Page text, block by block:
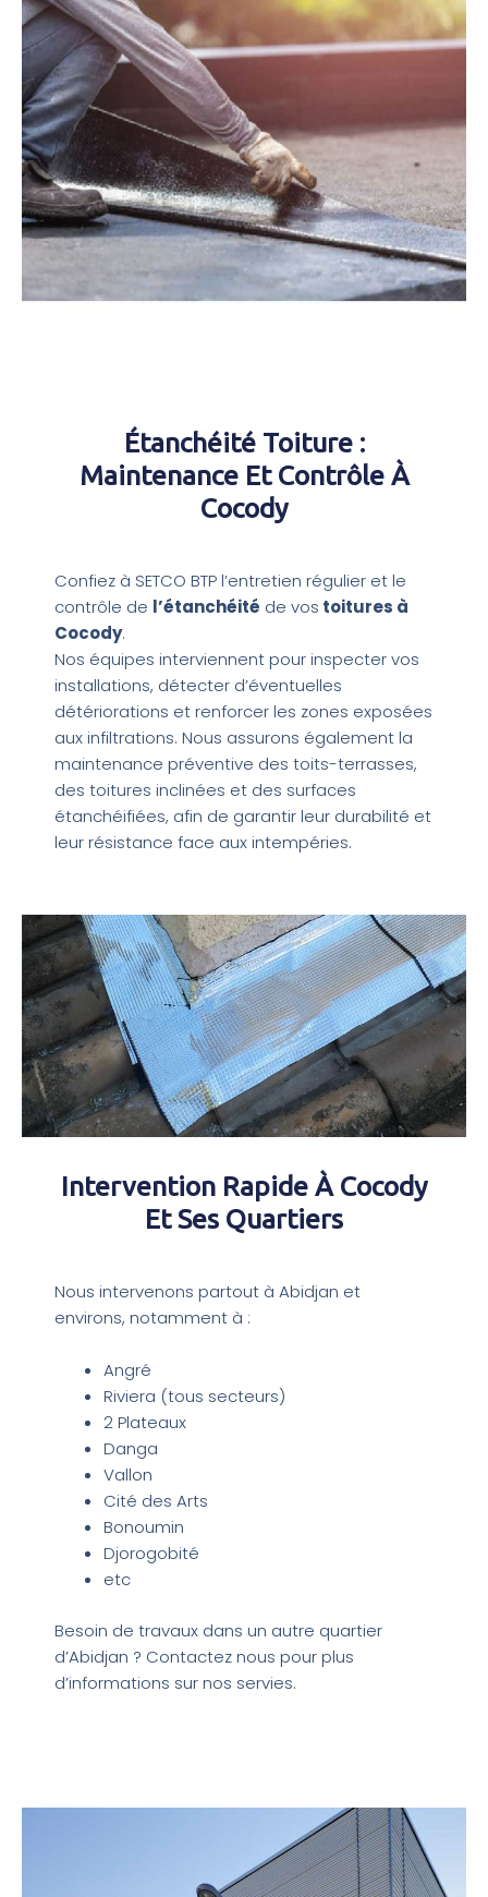
Étanchéité Toiture :
Maintenance Et Contrôle À
Cocody
Confiez à SETCO BTP l’entretien régulier et le
contrôle de l’étanchéité de vos toitures à
Cocody.
Nos équipes interviennent pour inspecter vos
installations, détecter d’éventuelles
détériorations et renforcer les zones exposées
aux infiltrations. Nous assurons également la
maintenance préventive des toits-terrasses,
des toitures inclinées et des surfaces
étanchéifiées, afin de garantir leur durabilité et
leur résistance face aux intempéries.
Intervention Rapide À Cocody
Et Ses Quartiers​
Nous intervenons partout à Abidjan et
environs, notamment à :
Angré
Riviera (tous secteurs)
2 Plateaux
Danga
Vallon
Cité des Arts
Bonoumin
Djorogobité
etc
Besoin de travaux dans un autre quartier
d’Abidjan ? Contactez nous pour plus
d’informations sur nos servies.